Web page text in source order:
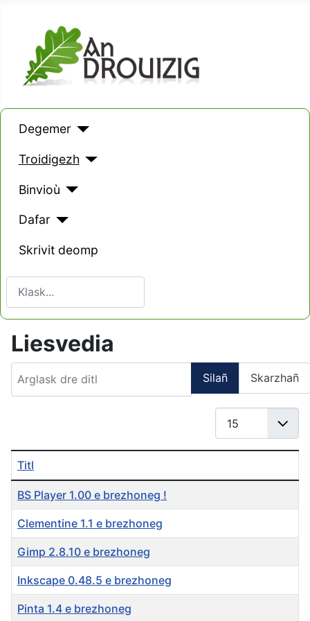
Degemer
Troidigezh
Binvioù
Dafar
Skrivit deomp
Type 2 or more characters for results.
Liesvedia
Silañ Skarzhañ
Titl
BS Player 1.00 e brezhoneg !
Clementine 1.1 e brezhoneg
Gimp 2.8.10 e brezhoneg
Inkscape 0.48.5 e brezhoneg
Pinta 1.4 e brezhoneg